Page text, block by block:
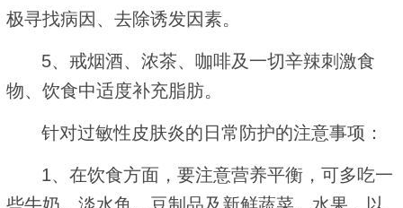
极寻找病因、去除诱发因素。
5、戒烟酒、浓茶、咖啡及一切辛辣刺激食
物、饮食中适度补充脂肪。
针对过敏性皮肤炎的日常防护的注意事项：
1、在饮食方面，要注意营养平衡，可多吃一